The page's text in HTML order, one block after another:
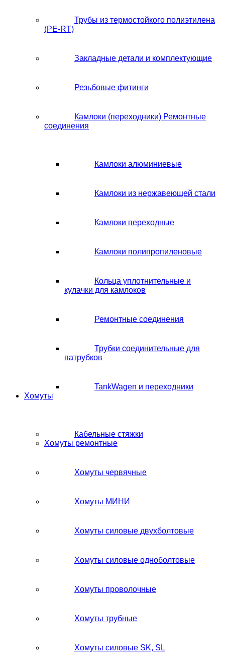
Трубы из термостойкого полиэтилена
(PE-RT)
Закладные детали и комплектующие
Резьбовые фитинги
Камлоки (переходники) Ремонтные
соединения
Камлоки алюминиевые
Камлоки из нержавеющей стали
Камлоки переходные
Камлоки полипропиленовые
Кольца уплотнительные и
кулачки для камлоков
Ремонтные соединения
Трубки соединительные для
патрубков
TankWagen и переходники
Хомуты
Кабельные стяжки
Хомуты ремонтные
Хомуты червячные
Хомуты МИНИ
Хомуты силовые двухболтовые
Хомуты силовые одноболтовые
Хомуты проволочные
Хомуты трубные
Хомуты силовые SK, SL